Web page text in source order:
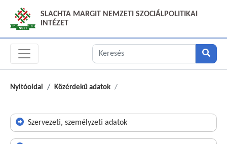
SLACHTA MARGIT NEMZETI SZOCIÁLPOLITIKAI
INTÉZET
Nyitóoldal Közérdekű adatok
Szervezeti, személyzeti adatok